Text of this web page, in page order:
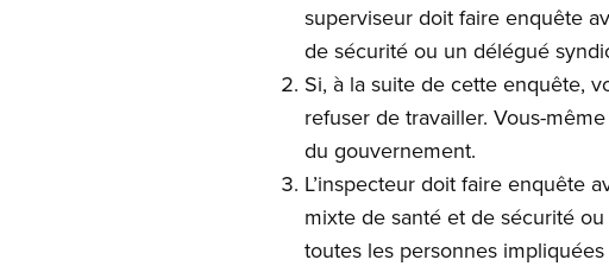
superviseur doit faire enquête
de sécurité ou un délégué
Si, à la suite de cette enquête,
refuser de travailler. Vous-
du gouvernement.
L’inspecteur doit faire enquête
mixte de santé et de sécurité
toutes les personnes impliquées